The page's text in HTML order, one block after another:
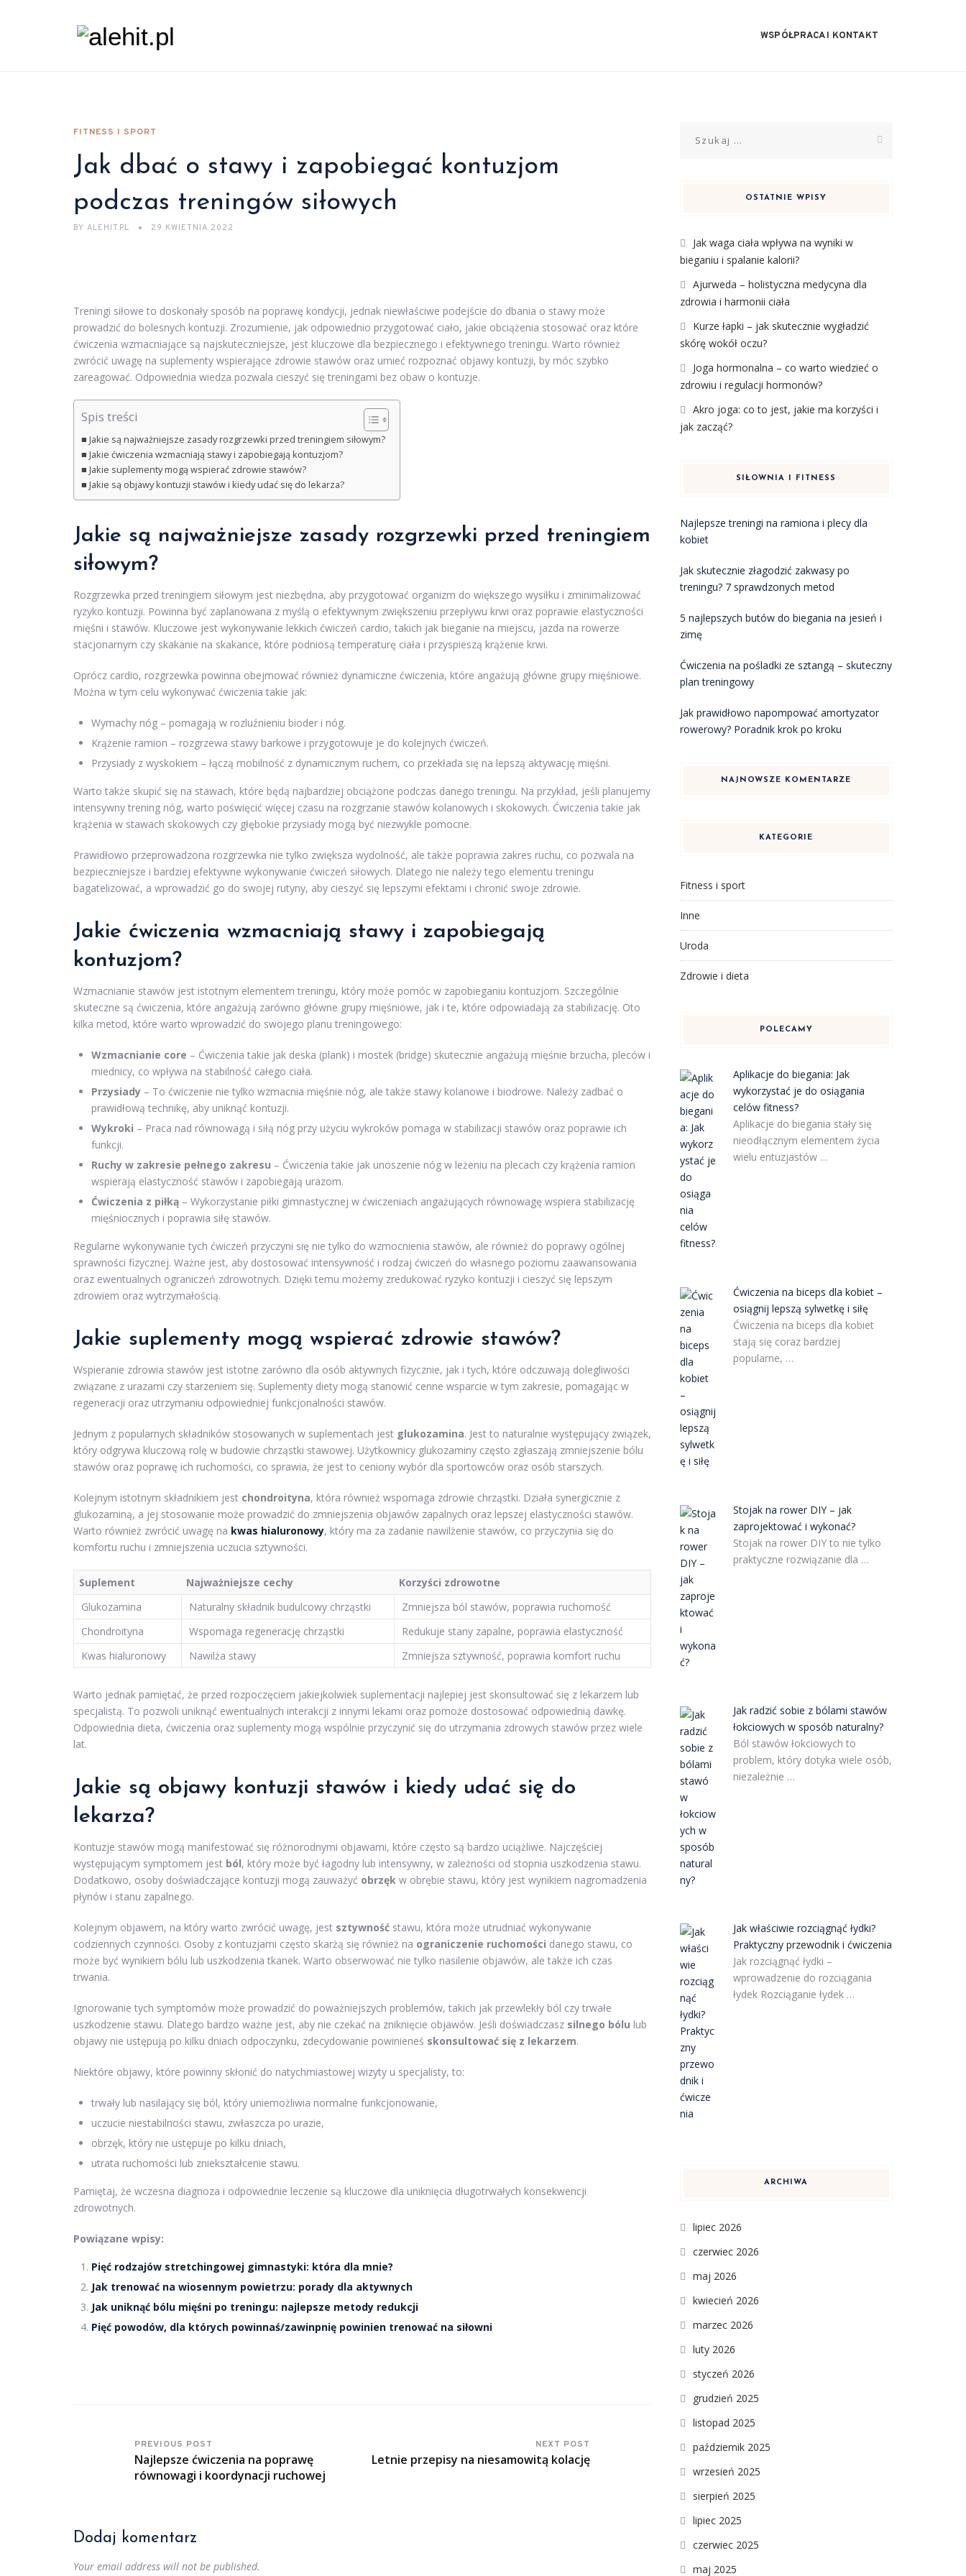
WSPÓŁPRACA I KONTAKT
FITNESS I SPORT
Jak dbać o stawy i zapobiegać kontuzjom
podczas treningów siłowych
BY ALEHIT.PL 29 KWIETNIA 2022
Treningi siłowe to doskonały sposób na poprawę kondycji, jednak niewłaściwe podejście do dbania o stawy może
prowadzić do bolesnych kontuzji. Zrozumienie, jak odpowiednio przygotować ciało, jakie obciążenia stosować oraz które
ćwiczenia wzmacniające są najskuteczniejsze, jest kluczowe dla bezpiecznego i efektywnego treningu. Warto również
zwrócić uwagę na suplementy wspierające zdrowie stawów oraz umieć rozpoznać objawy kontuzji, by móc szybko
zareagować. Odpowiednia wiedza pozwala cieszyć się treningami bez obaw o kontuzje.
Spis treści
Jakie są najważniejsze zasady rozgrzewki przed treningiem siłowym?
Jakie ćwiczenia wzmacniają stawy i zapobiegają kontuzjom?
Jakie suplementy mogą wspierać zdrowie stawów?
Jakie są objawy kontuzji stawów i kiedy udać się do lekarza?
Jakie są najważniejsze zasady rozgrzewki przed treningiem
siłowym?
Rozgrzewka przed treningiem siłowym jest niezbędna, aby przygotować organizm do większego wysiłku i zminimalizować
ryzyko kontuzji. Powinna być zaplanowana z myślą o efektywnym zwiększeniu przepływu krwi oraz poprawie elastyczności
mięśni i stawów. Kluczowe jest wykonywanie lekkich ćwiczeń cardio, takich jak bieganie na miejscu, jazda na rowerze
stacjonarnym czy skakanie na skakance, które podniosą temperaturę ciała i przyspieszą krążenie krwi.
Oprócz cardio, rozgrzewka powinna obejmować również dynamiczne ćwiczenia, które angażują główne grupy mięśniowe.
Można w tym celu wykonywać ćwiczenia takie jak:
Wymachy nóg – pomagają w rozluźnieniu bioder i nóg.
Krążenie ramion – rozgrzewa stawy barkowe i przygotowuje je do kolejnych ćwiczeń.
Przysiady z wyskokiem – łączą mobilność z dynamicznym ruchem, co przekłada się na lepszą aktywację mięśni.
Warto także skupić się na stawach, które będą najbardziej obciążone podczas danego treningu. Na przykład, jeśli planujemy
intensywny trening nóg, warto poświęcić więcej czasu na rozgrzanie stawów kolanowych i skokowych. Ćwiczenia takie jak
krążenia w stawach skokowych czy głębokie przysiady mogą być niezwykle pomocne.
Prawidłowo przeprowadzona rozgrzewka nie tylko zwiększa wydolność, ale także poprawia zakres ruchu, co pozwala na
bezpieczniejsze i bardziej efektywne wykonywanie ćwiczeń siłowych. Dlatego nie należy tego elementu treningu
bagatelizować, a wprowadzić go do swojej rutyny, aby cieszyć się lepszymi efektami i chronić swoje zdrowie.
Jakie ćwiczenia wzmacniają stawy i zapobiegają
kontuzjom?
Wzmacnianie stawów jest istotnym elementem treningu, który może pomóc w zapobieganiu kontuzjom. Szczególnie
skuteczne są ćwiczenia, które angażują zarówno główne grupy mięśniowe, jak i te, które odpowiadają za stabilizację. Oto
kilka metod, które warto wprowadzić do swojego planu treningowego:
Wzmacnianie core – Ćwiczenia takie jak deska (plank) i mostek (bridge) skutecznie angażują mięśnie brzucha, pleców i
miednicy, co wpływa na stabilność całego ciała.
Przysiady – To ćwiczenie nie tylko wzmacnia mięśnie nóg, ale także stawy kolanowe i biodrowe. Należy zadbać o
prawidłową technikę, aby uniknąć kontuzji.
Wykroki – Praca nad równowagą i siłą nóg przy użyciu wykroków pomaga w stabilizacji stawów oraz poprawie ich
funkcji.
Ruchy w zakresie pełnego zakresu – Ćwiczenia takie jak unoszenie nóg w leżeniu na plecach czy krążenia ramion
wspierają elastyczność stawów i zapobiegają urazom.
Ćwiczenia z piłką – Wykorzystanie piłki gimnastycznej w ćwiczeniach angażujących równowagę wspiera stabilizację
mięśniocznych i poprawia siłę stawów.
Regularne wykonywanie tych ćwiczeń przyczyni się nie tylko do wzmocnienia stawów, ale również do poprawy ogólnej
sprawności fizycznej. Ważne jest, aby dostosować intensywność i rodzaj ćwiczeń do własnego poziomu zaawansowania
oraz ewentualnych ograniczeń zdrowotnych. Dzięki temu możemy zredukować ryzyko kontuzji i cieszyć się lepszym
zdrowiem oraz wytrzymałością.
Jakie suplementy mogą wspierać zdrowie stawów?
Wspieranie zdrowia stawów jest istotne zarówno dla osób aktywnych fizycznie, jak i tych, które odczuwają dolegliwości
związane z urazami czy starzeniem się. Suplementy diety mogą stanowić cenne wsparcie w tym zakresie, pomagając w
regeneracji oraz utrzymaniu odpowiedniej funkcjonalności stawów.
Jednym z popularnych składników stosowanych w suplementach jest glukozamina. Jest to naturalnie występujący związek,
który odgrywa kluczową rolę w budowie chrząstki stawowej. Użytkownicy glukozaminy często zgłaszają zmniejszenie bólu
stawów oraz poprawę ich ruchomości, co sprawia, że jest to ceniony wybór dla sportowców oraz osób starszych.
Kolejnym istotnym składnikiem jest chondroityna, która również wspomaga zdrowie chrząstki. Działa synergicznie z
glukozaminą, a jej stosowanie może prowadzić do zmniejszenia objawów zapalnych oraz lepszej elastyczności stawów.
Warto również zwrócić uwagę na kwas hialuronowy, który ma za zadanie nawilżenie stawów, co przyczynia się do
komfortu ruchu i zmniejszenia uczucia sztywności.
Suplement Najważniejsze cechy
Korzyści zdrowotne
Glukozamina
Naturalny składnik budulcowy chrząstki
Zmniejsza ból stawów, poprawia ruchomość
Chondroityna
Wspomaga regenerację chrząstki
Redukuje stany zapalne, poprawia elastyczność
Kwas hialuronowy
Nawilża stawy Zmniejsza sztywność, poprawia komfort ruchu
Warto jednak pamiętać, że przed rozpoczęciem jakiejkolwiek suplementacji najlepiej jest skonsultować się z lekarzem lub
specjalistą. To pozwoli uniknąć ewentualnych interakcji z innymi lekami oraz pomoże dostosować odpowiednią dawkę.
Odpowiednia dieta, ćwiczenia oraz suplementy mogą wspólnie przyczynić się do utrzymania zdrowych stawów przez wiele
lat.
Jakie są objawy kontuzji stawów i kiedy udać się do
lekarza?
Kontuzje stawów mogą manifestować się różnorodnymi objawami, które często są bardzo uciążliwe. Najczęściej
występującym symptomem jest ból, który może być łagodny lub intensywny, w zależności od stopnia uszkodzenia stawu.
Dodatkowo, osoby doświadczające kontuzji mogą zauważyć obrzęk w obrębie stawu, który jest wynikiem nagromadzenia
płynów i stanu zapalnego.
Kolejnym objawem, na który warto zwrócić uwagę, jest sztywność stawu, która może utrudniać wykonywanie
codziennych czynności. Osoby z kontuzjami często skarżą się również na ograniczenie ruchomości danego stawu, co
może być wynikiem bólu lub uszkodzenia tkanek. Warto obserwować nie tylko nasilenie objawów, ale także ich czas
trwania.
Ignorowanie tych symptomów może prowadzić do poważniejszych problemów, takich jak przewlekły ból czy trwałe
uszkodzenie stawu. Dlatego bardzo ważne jest, aby nie czekać na zniknięcie objawów. Jeśli doświadczasz silnego bólu lub
objawy nie ustępują po kilku dniach odpoczynku, zdecydowanie powinieneś skonsultować się z lekarzem.
Niektóre objawy, które powinny skłonić do natychmiastowej wizyty u specjalisty, to:
trwały lub nasilający się ból, który uniemożliwia normalne funkcjonowanie,
uczucie niestabilności stawu, zwłaszcza po urazie,
obrzęk, który nie ustępuje po kilku dniach,
utrata ruchomości lub zniekształcenie stawu.
Pamiętaj, że wczesna diagnoza i odpowiednie leczenie są kluczowe dla uniknięcia długotrwałych konsekwencji
zdrowotnych.
Powiązane wpisy:
Pięć rodzajów stretchingowej gimnastyki: która dla mnie?
Jak trenować na wiosennym powietrzu: porady dla aktywnych
Jak uniknąć bólu mięśni po treningu: najlepsze metody redukcji
Pięć powodów, dla których powinnaś/zawinpnię powinien trenować na siłowni
PREVIOUS POST
Najlepsze ćwiczenia na poprawę
równowagi i koordynacji ruchowej
NEXT POST
Letnie przepisy na niesamowitą kolację
Dodaj komentarz
Your email address will not be published.
OSTATNIE WPISY
Jak waga ciała wpływa na wyniki w
bieganiu i spalanie kalorii?
Ajurweda – holistyczna medycyna dla
zdrowia i harmonii ciała
Kurze łapki – jak skutecznie wygładzić
skórę wokół oczu?
Joga hormonalna – co warto wiedzieć o
zdrowiu i regulacji hormonów?
Akro joga: co to jest, jakie ma korzyści i
jak zacząć?
SIŁOWNIA I FITNESS
Najlepsze treningi na ramiona i plecy dla
kobiet
Jak skutecznie złagodzić zakwasy po
treningu? 7 sprawdzonych metod
5 najlepszych butów do biegania na jesień i
zimę
Ćwiczenia na pośladki ze sztangą – skuteczny
plan treningowy
Jak prawidłowo napompować amortyzator
rowerowy? Poradnik krok po kroku
NAJNOWSZE KOMENTARZE
KATEGORIE
Fitness i sport
Inne
Uroda
Zdrowie i dieta
POLECAMY
Aplikacje do biegania: Jak
wykorzystać je do osiągania
celów fitness?
Aplikacje do biegania stały się
nieodłącznym elementem życia
wielu entuzjastów …
Ćwiczenia na biceps dla kobiet –
osiągnij lepszą sylwetkę i siłę
Ćwiczenia na biceps dla kobiet
stają się coraz bardziej
popularne, …
Stojak na rower DIY – jak
zaprojektować i wykonać?
Stojak na rower DIY to nie tylko
praktyczne rozwiązanie dla …
Jak radzić sobie z bólami stawów
łokciowych w sposób naturalny?
Ból stawów łokciowych to
problem, który dotyka wiele osób,
niezależnie …
Jak właściwie rozciągnąć łydki?
Praktyczny przewodnik i ćwiczenia
Jak rozciągnąć łydki –
wprowadzenie do rozciągania
łydek Rozciąganie łydek …
ARCHIWA
lipiec 2026
czerwiec 2026
maj 2026
kwiecień 2026
marzec 2026
luty 2026
styczeń 2026
grudzień 2025
listopad 2025
październik 2025
wrzesień 2025
sierpień 2025
lipiec 2025
czerwiec 2025
maj 2025